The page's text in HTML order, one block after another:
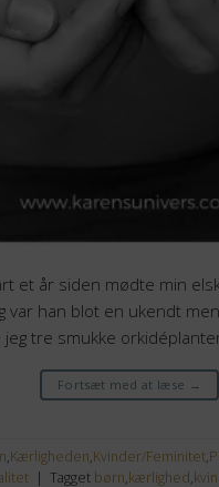
et år siden mødte min
var han blot en ukendt
tre smukke
Fortsæt med at læse →
,Kærligheden,Kvinder/Feminitet,
Tagget børn,kærlighed,